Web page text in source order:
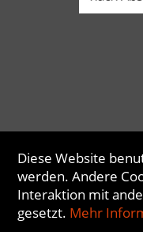
Diese Website
werden. Andere
Interaktion mit
gesetzt. Mehr